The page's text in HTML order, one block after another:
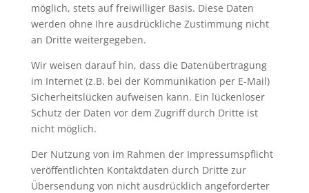
möglich, stets auf freiwilliger Basis. Diese Daten
werden ohne Ihre ausdrückliche Zustimmung nicht
an Dritte weitergegeben.
Wir weisen darauf hin, dass die Datenübertragung
im Internet (z.B. bei der Kommunikation per E-Mail)
Sicherheitslücken aufweisen kann. Ein lückenloser
Schutz der Daten vor dem Zugriff durch Dritte ist
nicht möglich.
Der Nutzung von im Rahmen der Impressumspflicht
veröffentlichten Kontaktdaten durch Dritte zur
Übersendung von nicht ausdrücklich angeforderter